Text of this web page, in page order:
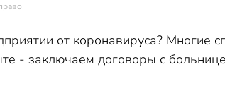
от коронавируса? Многие
- заключаем договоры с